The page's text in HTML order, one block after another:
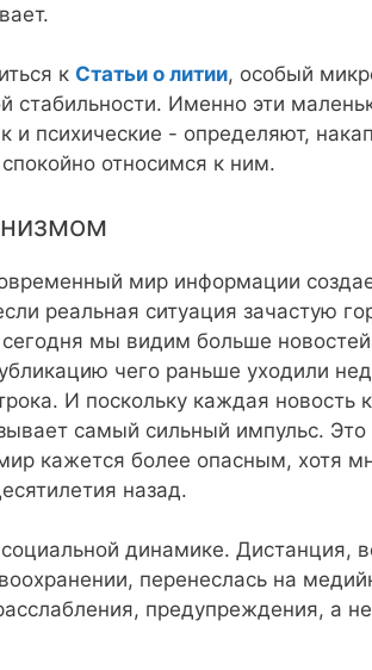
к Статьи о литии, особый
стабильности. Именно эти
и психические - определяют,
относимся к ним.
мир информации
реальная ситуация зачастую
мы видим больше
чего раньше уходили
И поскольку каждая новость
самый сильный импульс. Это
кажется более опасным, хотя
назад.
динамике. Дистанция,
перенеслась на
предупреждения, а не